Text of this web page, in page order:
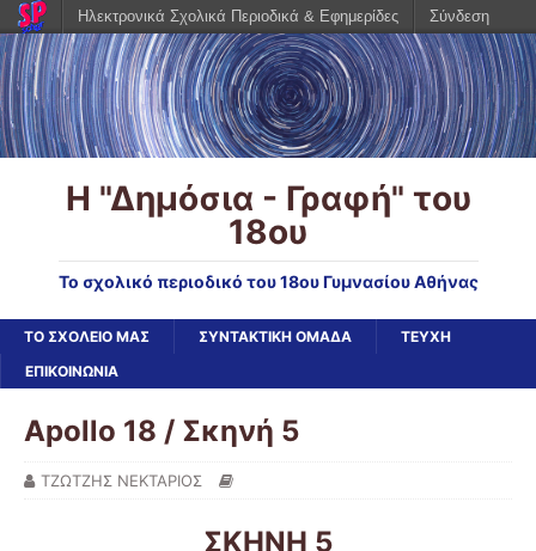
Η "Δημόσια - Γραφή" του
18ου
Το σχολικό περιοδικό του 18ου Γυμνασίου Αθήνας
ΤΟ ΣΧΟΛΕΙΟ ΜΑΣ ΣΥΝΤΑΚΤΙΚΗ ΟΜΑΔΑ
ΤΕΥΧΗ
ΕΠΙΚΟΙΝΩΝΙΑ
Apollo 18 / Σκηνή 5
ΤΖΩΤΖΗΣ ΝΕΚΤΑΡΙΟΣ
ΣΚΗΝΗ 5
Ηλεκτρονικά Σχολικά Περιοδικά & Εφημερίδες Σύνδεση